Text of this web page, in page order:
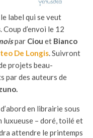
label qui se veut
. Coup d’envoi le 12
par Ciou et Bianco
De Longis. Suivront
projets beau-
par des auteurs de
en librairie sous
luxueuse – doré, toilé et
attendre le printemps